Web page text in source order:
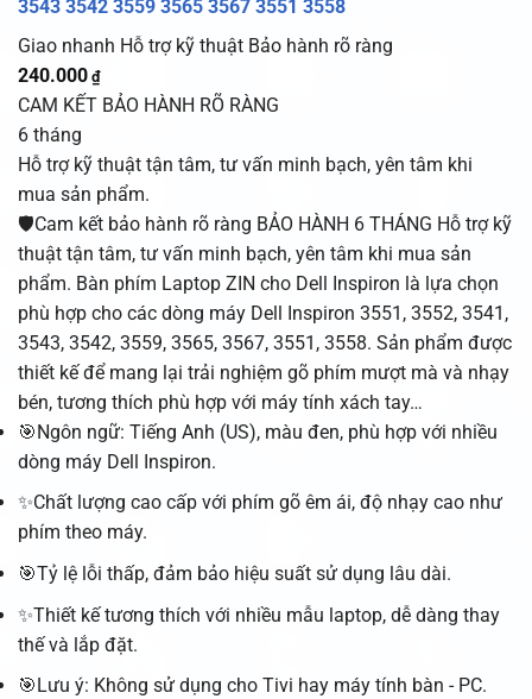
3543 3542 3559 3565 3567 3551 3558
Giao nhanh Hỗ trợ kỹ thuật Bảo hành rõ ràng
240.000 ₫
CAM KẾT BẢO HÀNH RÕ RÀNG
6 tháng
Hỗ trợ kỹ thuật tận tâm, tư vấn minh bạch, yên tâm khi
mua sản phẩm.
🛡️Cam kết bảo hành rõ ràng BẢO HÀNH 6 THÁNG Hỗ trợ kỹ
thuật tận tâm, tư vấn minh bạch, yên tâm khi mua sản
phẩm. Bàn phím Laptop ZIN cho Dell Inspiron là lựa chọn
phù hợp cho các dòng máy Dell Inspiron 3551, 3552, 3541,
3543, 3542, 3559, 3565, 3567, 3551, 3558. Sản phẩm được
thiết kế để mang lại trải nghiệm gõ phím mượt mà và nhạy
bén, tương thích phù hợp với máy tính xách tay…
🎯Ngôn ngữ: Tiếng Anh (US), màu đen, phù hợp với nhiều
dòng máy Dell Inspiron.
✨Chất lượng cao cấp với phím gõ êm ái, độ nhạy cao như
phím theo máy.
🎯Tỷ lệ lỗi thấp, đảm bảo hiệu suất sử dụng lâu dài.
✨Thiết kế tương thích với nhiều mẫu laptop, dễ dàng thay
thế và lắp đặt.
🎯Lưu ý: Không sử dụng cho Tivi hay máy tính bàn - PC.